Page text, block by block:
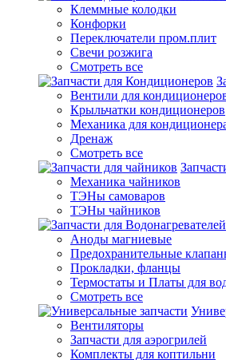
Клеммные колодки
Конфорки
Переключатели пром.плит
Свечи розжига
Смотреть все
Вентили для
Крыльчатки кондиционеров
Механика для
Дренаж
Смотреть все
Механика чайников
ТЭНы самоваров
ТЭНы чайников
Аноды магниевые
Предохранительные
Прокладки, фланцы
Термостаты и Платы для
Смотреть все
Вентиляторы
Запчасти для аэрогрилей
Комплекты для коптильни